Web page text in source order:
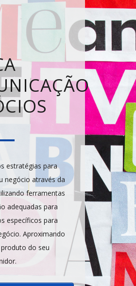
estratégias para
negócio através da
ferramentas
adequadas para
específicos para
Aproximando
do seu